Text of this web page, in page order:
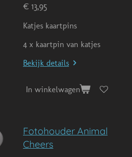
€ 13,95
Katjes kaartpins
4 x kaartpin van katjes
Bekijk details
In winkelwagen
Fotohouder Animal
Cheers